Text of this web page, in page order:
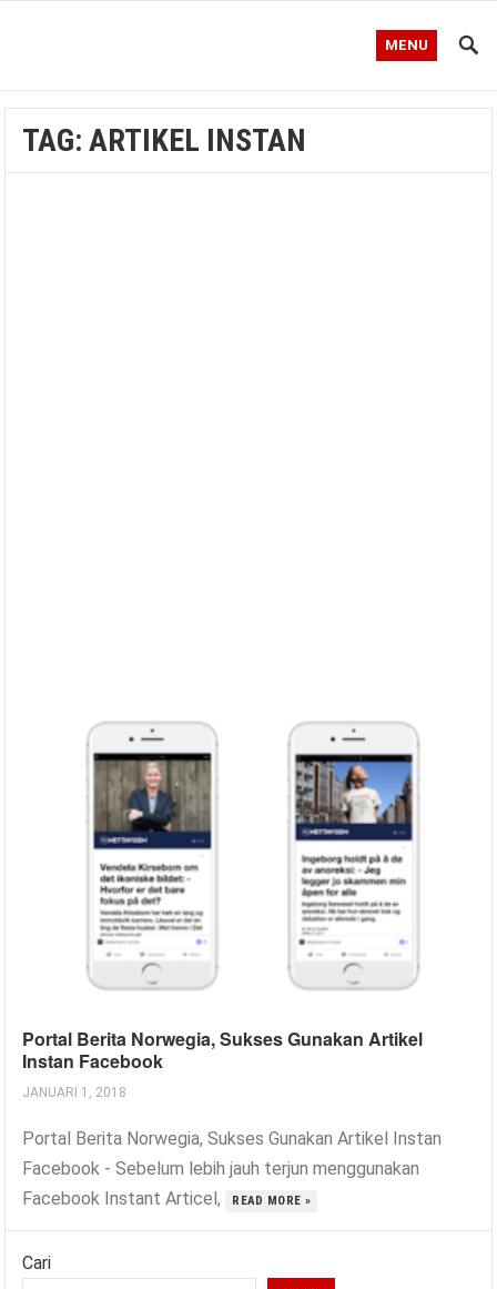
MENU
TAG:ARTIKEL INSTAN
Portal Berita Norwegia, Sukses Gunakan Artikel
Instan Facebook
JANUARI 1, 2018
Portal Berita Norwegia, Sukses Gunakan Artikel Instan
Facebook - Sebelum lebih jauh terjun menggunakan
Facebook Instant Articel,
READ MORE »
Cari